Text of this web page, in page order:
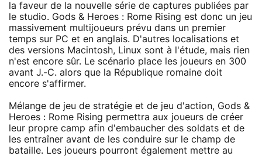
la faveur de la nouvelle série de captures publiées par
le studio. Gods & Heroes : Rome Rising est donc un jeu
massivement multijoueurs prévu dans un premier
temps sur PC et en anglais. D'autres localisations et
des versions Macintosh, Linux sont à l'étude, mais rien
n'est encore sûr. Le scénario place les joueurs en 300
avant J.-C. alors que la République romaine doit
encore s'affirmer.
Mélange de jeu de stratégie et de jeu d'action, Gods &
Heroes : Rome Rising permettra aux joueurs de créer
leur propre camp afin d'embaucher des soldats et de
les entraîner avant de les conduire sur le champ de
bataille. Les joueurs pourront également mettre au